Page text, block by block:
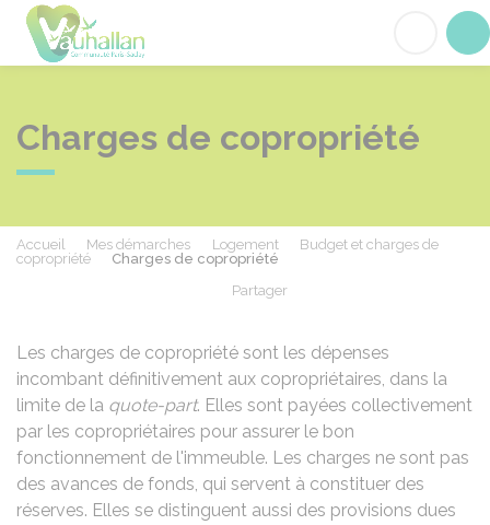
Charges de copropriété
Accueil Mes démarches Logement
Budget et charges de
copropriété
Charges de copropriété
Partager
Les charges de copropriété sont les dépenses
incombant définitivement aux copropriétaires, dans la
limite de la quote-part. Elles sont payées collectivement
par les copropriétaires pour assurer le bon
fonctionnement de l'immeuble. Les charges ne sont pas
des avances de fonds, qui servent à constituer des
réserves. Elles se distinguent aussi des provisions dues